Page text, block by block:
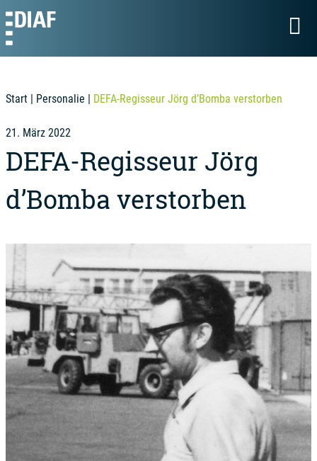
Start | Personalie | DEFA-Regisseur Jörg d’Bomba verstorben
21. März 2022
DEFA-Regisseur Jörg
d’Bomba verstorben